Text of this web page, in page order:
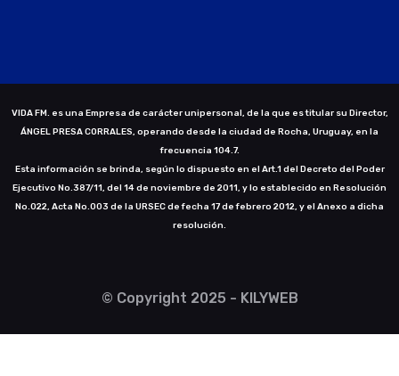
VIDA FM. es una Empresa de carácter unipersonal, de la que es titular su Director,
ÁNGEL PRESA CORRALES, operando desde la ciudad de Rocha, Uruguay, en la
frecuencia 104.7.
Esta información se brinda, según lo dispuesto en el Art.1 del Decreto del Poder
Ejecutivo No.387/11, del 14 de noviembre de 2011, y lo establecido en Resolución
No.022, Acta No.003 de la URSEC de fecha 17 de febrero 2012, y el Anexo a dicha
resolución.
© Copyright 2025 - KILYWEB